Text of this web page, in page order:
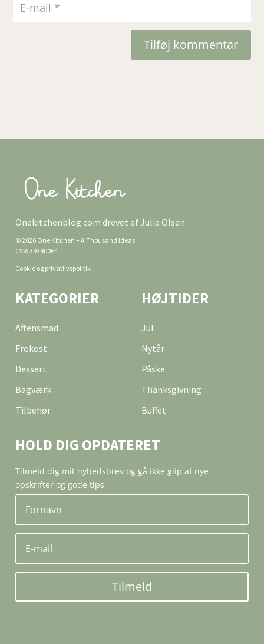
Tilføj kommentar
Onekitchenblog.com drevet af Julia Olsen
© 2026 One Kitchen – A Thousand Ideas
CVR: 39380064
Cookie og privatlivspolitik
KATEGORIER
Aftensmad
Frokost
Dessert
Bagværk
Tilbehør
HØJTIDER
Jul
Nytår
Påske
Thanksgivning
Buffet
HOLD DIG OPDATERET
Tilmeld dig mit nyhedsbrev og gå ikke glip af nye
opskrifter og gode tips
Tilmeld